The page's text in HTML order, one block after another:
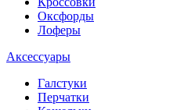
Оксфорды
Лоферы
Аксессуары
Галстуки
Перчатки